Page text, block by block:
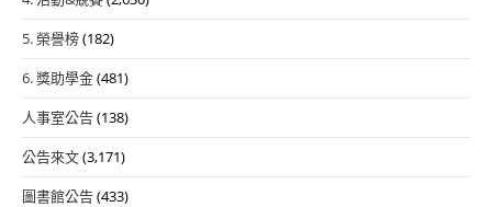
5. 榮譽榜(182)
6. 獎助學金(481)
人事室公告(138)
公告來文(3,171)
圖書館公告(433)